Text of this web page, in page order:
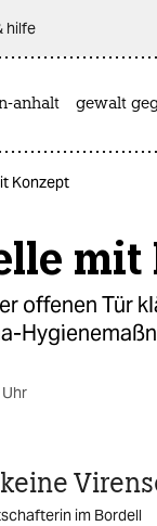
hilfe
anhalt gewalt
Konzept
mit
offenen Tür
im Bordell